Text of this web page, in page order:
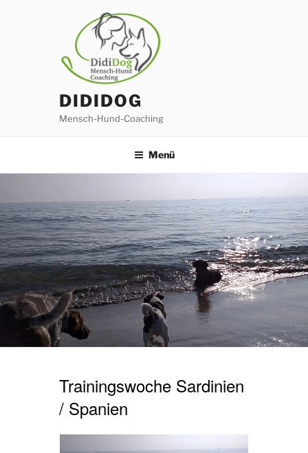
DIDIDOG
Mensch-Hund-Coaching
Menü
Trainingswoche Sardinien
/ Spanien